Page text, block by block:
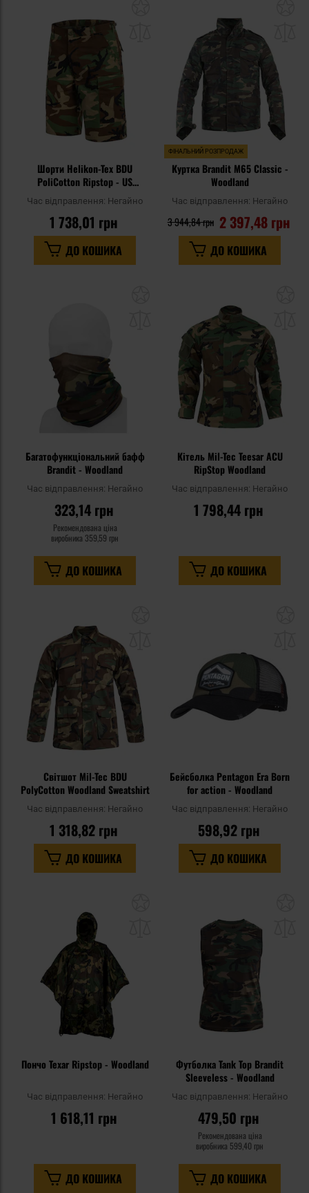
уподобань
Шорти Helikon-Tex BDU
PoliCotton Ripstop - US
Час відправлення: Негайно
1 738,01 грн
ДО КОШИКА
ФІНАЛЬНИЙ РОЗПРОДАЖ
Куртка Brandit M65 Classic -
Woodland
Час відправлення: Негайно
2 397,48 грн
3 944,84 грн
ДО КОШИКА
уподобань
Багатофункціональний бафф
Brandit - Woodland
Час відправлення: Негайно
323,14 грн
Рекомендована ціна
виробника 359,59 грн
ДО КОШИКА
Кітель Mil-Tec Teesar ACU
RipStop Woodland
Час відправлення: Негайно
1 798,44 грн
ДО КОШИКА
уподобань
Світшот Mil-Tec BDU
PolyCotton Woodland Sweatshirt
Час відправлення: Негайно
1 318,82 грн
ДО КОШИКА
Бейсболка Pentagon Era Born
for action - Woodland
Час відправлення: Негайно
598,92 грн
ДО КОШИКА
уподобань
Пончо Texar Ripstop - Woodland
Час відправлення: Негайно
1 618,11 грн
ДО КОШИКА
Футболка Tank Top Brandit
Sleeveless - Woodland
Час відправлення: Негайно
479,50 грн
Рекомендована ціна
виробника 599,40 грн
ДО КОШИКА